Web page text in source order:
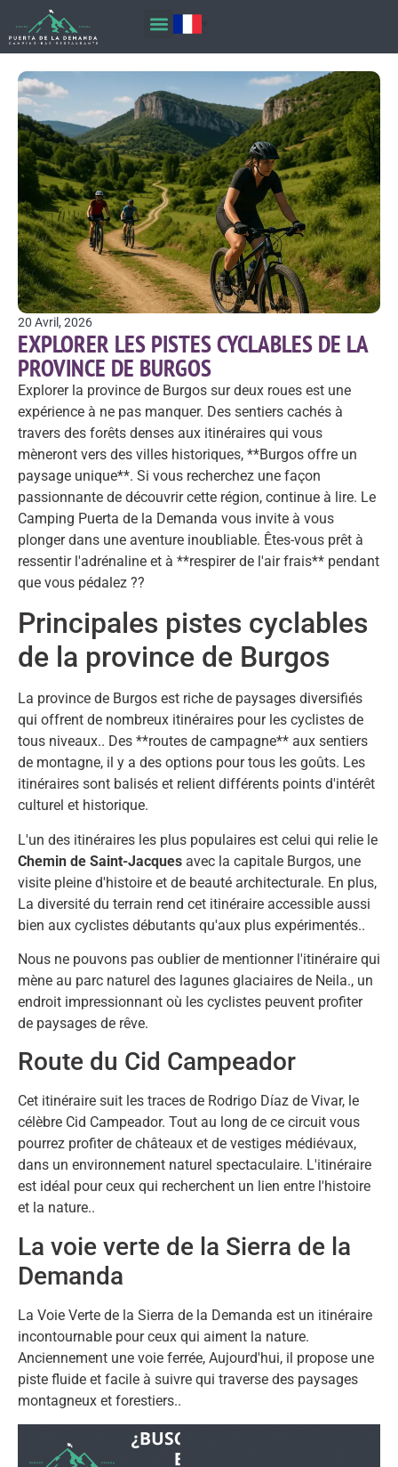
20 Avril, 2026
EXPLORER LES PISTES CYCLABLES DE LA
PROVINCE DE BURGOS
Explorer la province de Burgos sur deux roues est une
expérience à ne pas manquer. Des sentiers cachés à
travers des forêts denses aux itinéraires qui vous
mèneront vers des villes historiques, **Burgos offre un
paysage unique**. Si vous recherchez une façon
passionnante de découvrir cette région, continue à lire. Le
Camping Puerta de la Demanda vous invite à vous
plonger dans une aventure inoubliable. Êtes-vous prêt à
ressentir l'adrénaline et à **respirer de l'air frais** pendant
que vous pédalez ??
Principales pistes cyclables
de la province de Burgos
La province de Burgos est riche de paysages diversifiés
qui offrent de nombreux itinéraires pour les cyclistes de
tous niveaux.. Des **routes de campagne** aux sentiers
de montagne, il y a des options pour tous les goûts. Les
itinéraires sont balisés et relient différents points d'intérêt
culturel et historique.
L'un des itinéraires les plus populaires est celui qui relie le
Chemin de Saint-Jacques avec la capitale Burgos, une
visite pleine d'histoire et de beauté architecturale. En plus,
La diversité du terrain rend cet itinéraire accessible aussi
bien aux cyclistes débutants qu'aux plus expérimentés..
Nous ne pouvons pas oublier de mentionner l'itinéraire qui
mène au parc naturel des lagunes glaciaires de Neila., un
endroit impressionnant où les cyclistes peuvent profiter
de paysages de rêve.
Route du Cid Campeador
Cet itinéraire suit les traces de Rodrigo Díaz de Vivar, le
célèbre Cid Campeador. Tout au long de ce circuit vous
pourrez profiter de châteaux et de vestiges médiévaux,
dans un environnement naturel spectaculaire. L'itinéraire
est idéal pour ceux qui recherchent un lien entre l'histoire
et la nature..
La voie verte de la Sierra de la
Demanda
La Voie Verte de la Sierra de la Demanda est un itinéraire
incontournable pour ceux qui aiment la nature.
Anciennement une voie ferrée, Aujourd'hui, il propose une
piste fluide et facile à suivre qui traverse des paysages
montagneux et forestiers..